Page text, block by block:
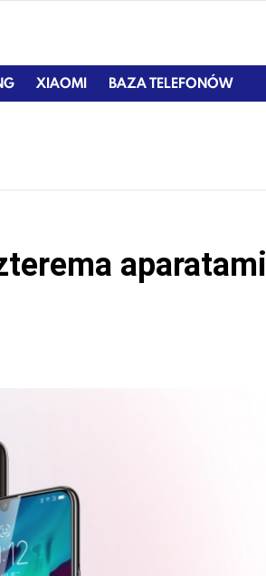
XIAOMI BAZA TELEFONÓW
aparatami